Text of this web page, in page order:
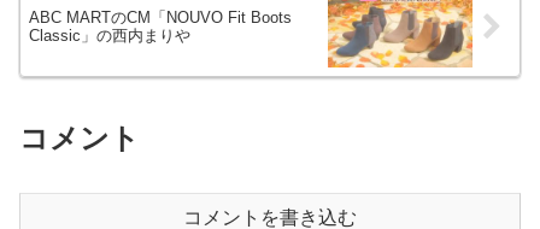
ABC MARTのCM「NOUVO Fit Boots
Classic」の西内まりや
コメント
コメントを書き込む